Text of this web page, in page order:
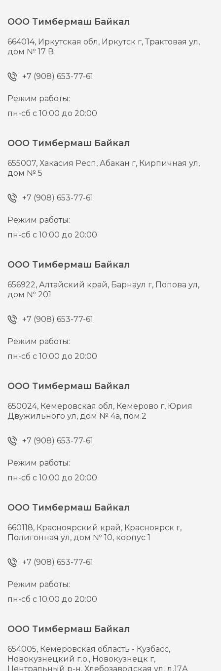
ООО Тимбермаш Байкал
664014, Иркутская обл, Иркутск г,Трактовая ул,
дом № 17 В
+7 (908) 653-77-61
Режим работы:
пн-сб с 10:00 до 20:00
ООО Тимбермаш Байкал
655007,Хакасия Респ, Абакан г, Кирпичная ул,
дом № 5
+7 (908) 653-77-61
Режим работы:
пн-сб с 10:00 до 20:00
ООО Тимбермаш Байкал
656922,Алтайский край, Барнаул г, Попова ул,
дом № 201
+7 (908) 653-77-61
Режим работы:
пн-сб с 10:00 до 20:00
ООО Тимбермаш Байкал
650024, Кемеровская обл, Кемерово г, Юрия
Двужильного ул, дом № 4а, пом.2
+7 (908) 653-77-61
Режим работы:
пн-сб с 10:00 до 20:00
ООО Тимбермаш Байкал
660118, Красноярский край, Красноярск г,
Полигонная ул, дом № 10, корпус 1
+7 (908) 653-77-61
Режим работы:
пн-сб с 10:00 до 20:00
ООО Тимбермаш Байкал
654005, Кемеровская область - Кузбасс,
Новокузнецкий г.о., Новокузнецк г,
Центральный р-н, Хлебозаводская ул, д.17А